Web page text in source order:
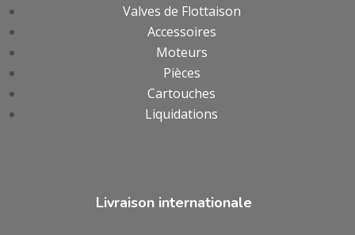
Valves de Flottaison
Accessoires
Moteurs
Pièces
Cartouches
Liquidations
Livraison internationale